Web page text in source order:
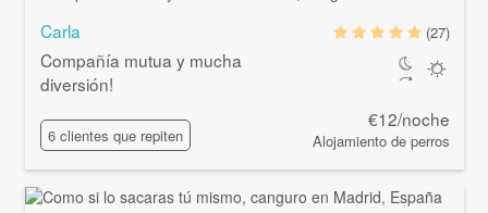
Carla
Compañía mutua y mucha
diversión!
6 clientes que repiten
(27)
€12/noche
Alojamiento de perros